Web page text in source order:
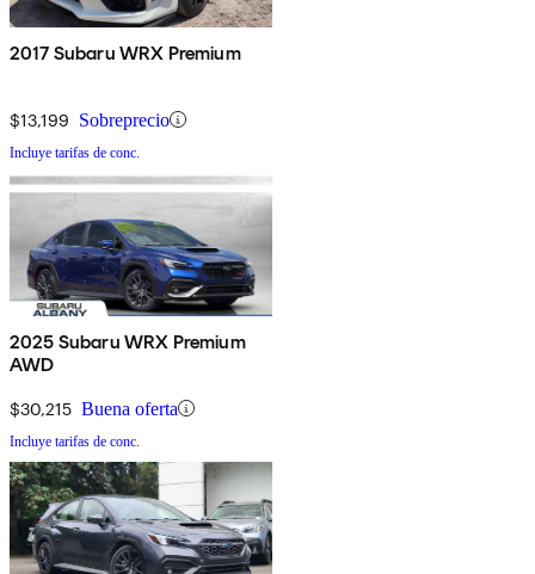
2017 Subaru WRX Premium
$13,199 Sobreprecio
Incluye tarifas de conc.
2025 Subaru WRX Premium
AWD
$30,215 Buena oferta
Incluye tarifas de conc.